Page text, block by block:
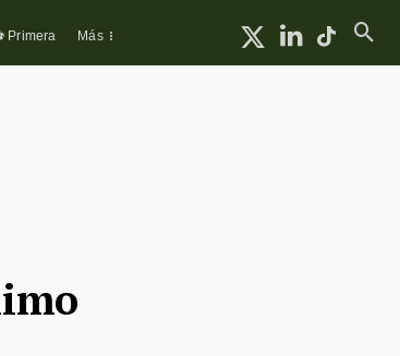
Primera Más